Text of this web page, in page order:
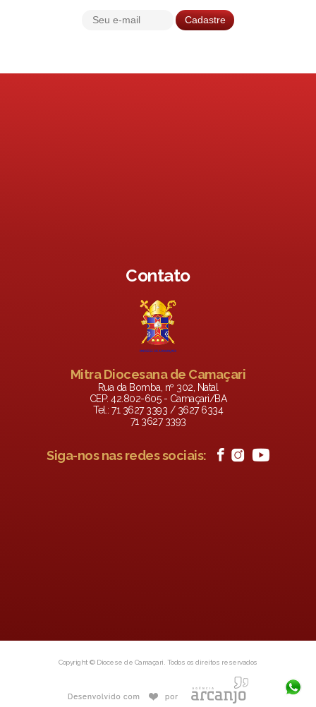
Contato
Mitra Diocesana de Camaçari
Rua da Bomba, nº 302, Natal
CEP: 42.802-605 - Camaçari/BA
Tel.: 71 3627 3393 / 3627 6334
71 3627 3393
Siga-nos nas redes sociais:
Copyright © Diocese de Camaçari. Todos os direitos reservados